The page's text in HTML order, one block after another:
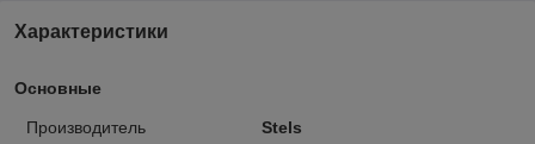
Характеристики
Основные
Производитель
Stels